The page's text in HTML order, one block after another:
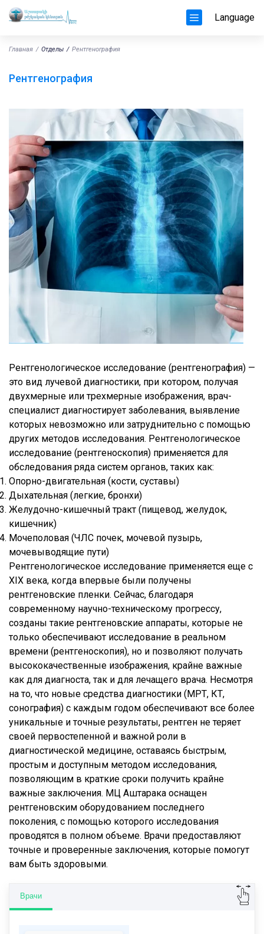
Language
Главная Отделы Рентгенография
Рентгенография
Рентгенологическое исследование (рентгенография) —
это вид лучевой диагностики, при котором, получая
двухмерные или трехмерные изображения, врач-
специалист диагностирует заболевания, выявление
которых невозможно или затруднительно с помощью
других методов исследования. Рентгенологическое
исследование (рентгеноскопия) применяется для
обследования ряда систем органов, таких как:
Опорно-двигательная (кости, суставы)
Дыхательная (легкие, бронхи)
Желудочно-кишечный тракт (пищевод, желудок,
кишечник)
Мочеполовая (ЧЛС почек, мочевой пузырь,
мочевыводящие пути)
Рентгенологическое исследование применяется еще с
XIX века, когда впервые были получены
рентгеновские пленки. Сейчас, благодаря
современному научно-техническому прогрессу,
созданы такие рентгеновские аппараты, которые не
только обеспечивают исследование в реальном
времени (рентгеноскопия), но и позволяют получать
высококачественные изображения, крайне важные
как для диагноста, так и для лечащего врача. Несмотря
на то, что новые средства диагностики (МРТ, КТ,
сонография) с каждым годом обеспечивают все более
уникальные и точные результаты, рентген не теряет
своей первостепенной и важной роли в
диагностической медицине, оставаясь быстрым,
простым и доступным методом исследования,
позволяющим в краткие сроки получить крайне
важные заключения. МЦ Аштарака оснащен
рентгеновским оборудованием последнего
поколения, с помощью которого исследования
проводятся в полном объеме. Врачи предоставляют
точные и проверенные заключения, которые помогут
вам быть здоровыми.
Врачи